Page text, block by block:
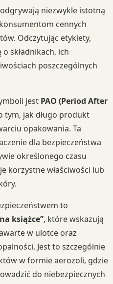
odgrywają niezwykle istotną
cennych
Odczytując etykiety,
składnikach, ich
poszczególnych
jest PAO (Period After
tym, jak długo produkt
opakowania. Ta
dla bezpieczeństwa
określonego czasu
korzystne właściwości lub
to
książce”, które wskazują
w ulotce oraz
Jest to szczególnie
w formie aerozoli, gdzie
do niebezpiecznych